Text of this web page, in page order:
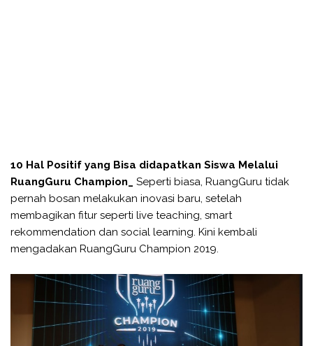
10 Hal Positif yang Bisa didapatkan Siswa Melalui
RuangGuru Champion_
Seperti biasa, RuangGuru tidak
pernah bosan melakukan inovasi baru, setelah
membagikan fitur seperti live teaching, smart
rekommendation dan social learning. Kini kembali
mengadakan RuangGuru Champion 2019.